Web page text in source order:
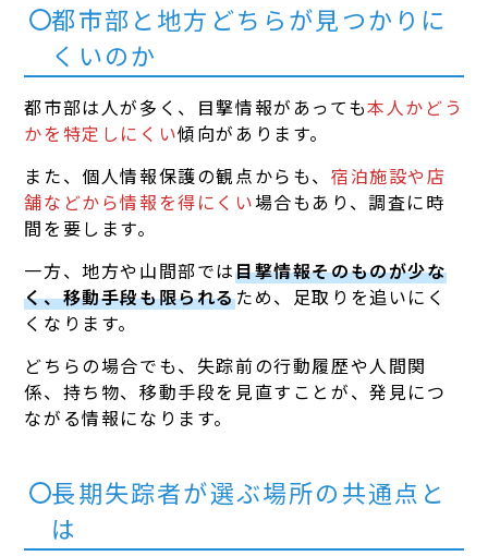
都市部と地方どちらが見つかりに
くいのか
都市部は人が多く、目撃情報があっても本人かどう
かを特定しにくい傾向があります。
また、個人情報保護の観点からも、 宿泊施設や店
舗などから情報を得にくい場合もあり、調査に時
間を要します。
一方、地方や山間部では目撃情報そのものが少な
く、移動手段も限られるため、足取りを追いにく
くなります。
どちらの場合でも、失踪前の行動履歴や人間関
係、持ち物、移動手段を見直すことが、発見につ
ながる情報になります。
長期失踪者が選ぶ場所の共通点と
は